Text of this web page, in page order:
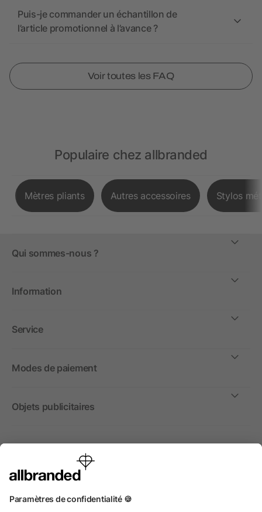
Puis-je commander un échantillon de
l’article promotionnel à l’avance ?
Voir toutes les FAQ
Populaire chez allbranded
Mètres pliants Autres accessoires Stylos
Qui sommes-nous ?
Information
Service
Modes de paiement
Objets publicitaires
International